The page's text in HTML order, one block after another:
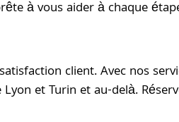
à vous aider à chaque
client. Avec nos
et Turin et au-delà.